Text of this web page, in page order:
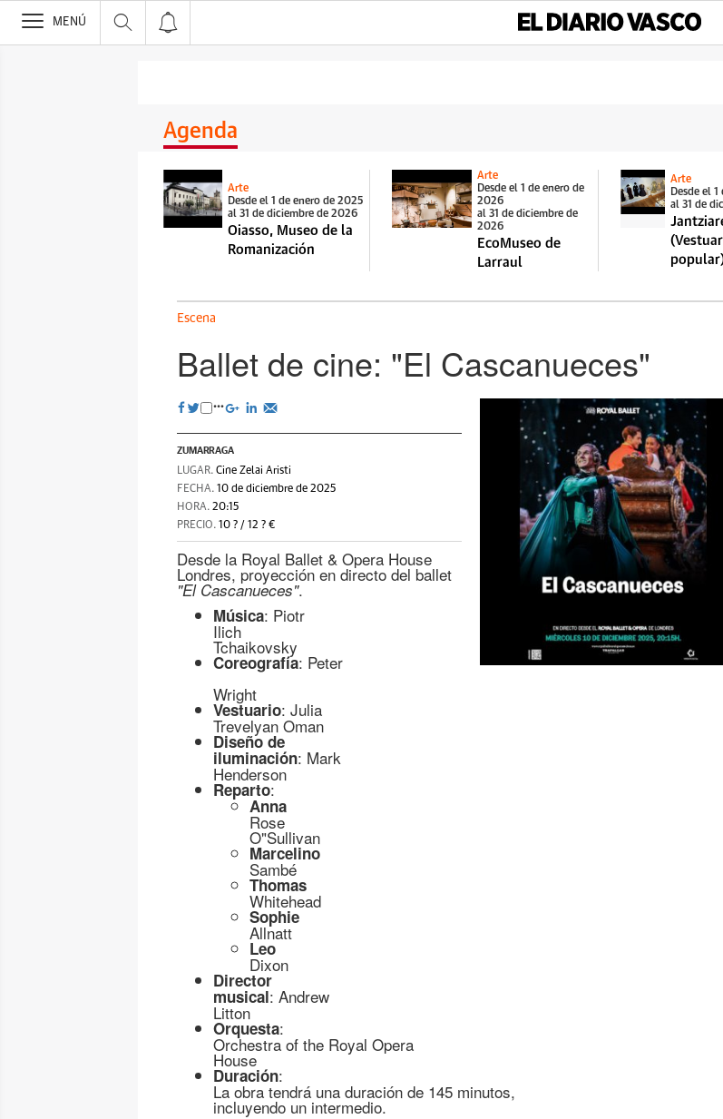
>
MENÚ
Agenda
Arte
Desde el 1 de enero de 2025
al 31 de diciembre de 2026
Oiasso, Museo de la
Romanización
Arte
Desde el 1 de enero de
2026
al 31 de diciembre de
2026
EcoMuseo de
Larraul
Arte
Desde el
al 31 de
Escena
Ballet de cine: "El Cascanueces"
ZUMARRAGA
LUGAR. Cine Zelai Aristi
FECHA. 10 de diciembre de 2025
HORA. 20:15
PRECIO. 10 ? / 12 ? €
Desde la Royal Ballet & Opera House
Londres, proyección en directo del ballet
"El Cascanueces".
Música: Piotr
Ilich
Tchaikovsky
Coreografía: Peter
Wright
Vestuario: Julia
Trevelyan Oman
Diseño de
iluminación: Mark
Henderson
Reparto:
Anna
Rose
O"Sullivan
Marcelino
Sambé
Thomas
Whitehead
Sophie
Allnatt
Leo
Dixon
Director
musical: Andrew
Litton
Orquesta:
Orchestra of the Royal Opera
House
Duración:
La obra tendrá una duración de 145 minutos,
incluyendo un intermedio.